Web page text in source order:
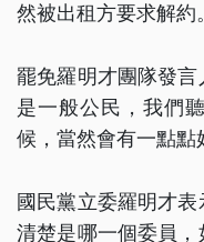
然被出租方要求解約。
罷免羅明才團隊發
是一般公民，我們
候，當然會有一點點
國民黨立委羅明才
清楚是哪一個委員